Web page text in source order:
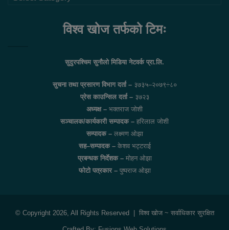
विश्व खोज तर्फको टिमः
सुदुरपश्चिम सुनौलो मिडिया नेटवर्क प्रा.लि.
सुचना तथा प्रसारण विभाग दर्ता – ३७३५–२०७९÷८०
प्रेस काउन्सिल दर्ता – ३७२३
अध्यक्ष – भक्तराज जोशी
सञ्चालक/कार्यकारी सम्पादक – हरिलाल जोशी
सम्पादक –लक्ष्मण ओझा
सह–सम्पादक –केशव भट्टराई
प्रबन्धक निर्देशक –मोहन ओझा
फोटो पत्रकार –पुष्पराज ओझा
© Copyright 2026, All Rights Reserved | विश्व खोज~ सर्वाधिकार सुरक्षित